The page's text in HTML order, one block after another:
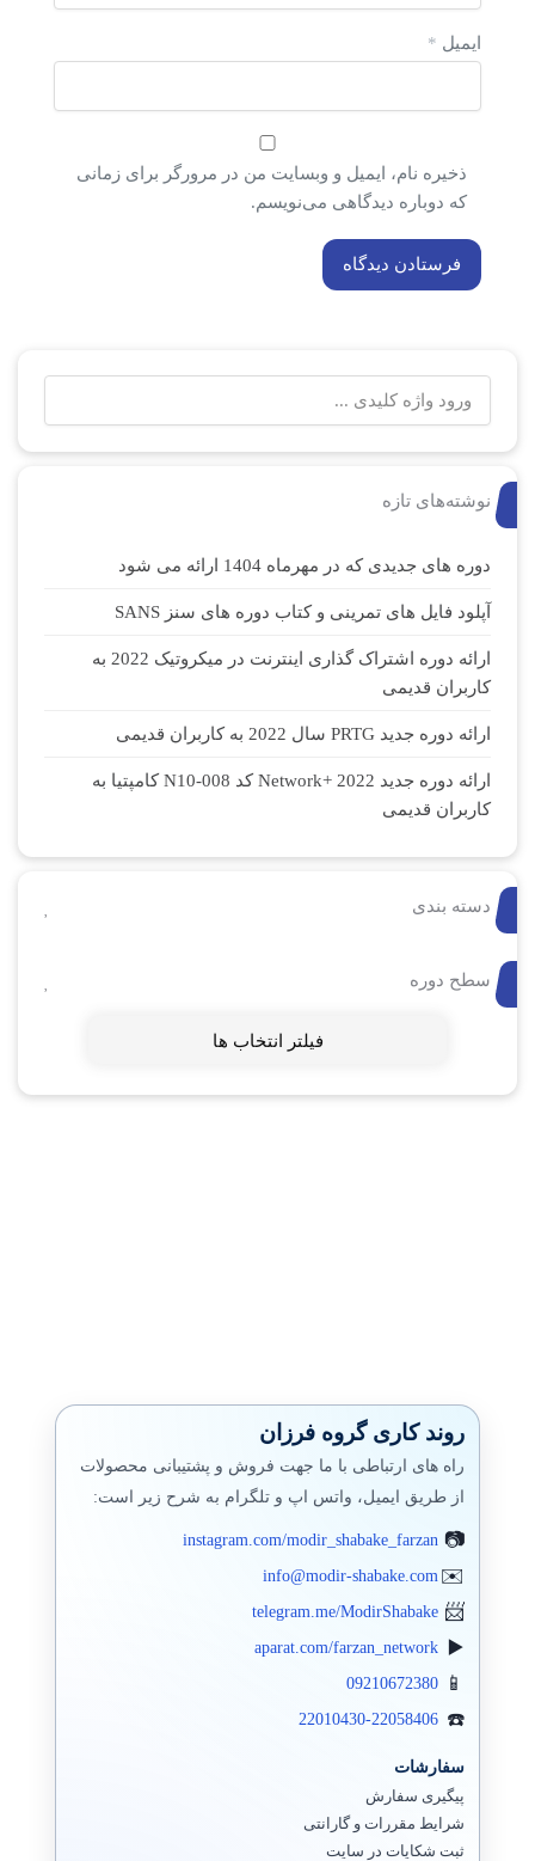
ایمیل *
ذخیره نام، ایمیل و وبسایت من در مرورگر برای زمانی
که دوباره دیدگاهی می‌نویسم.
نوشته‌های تازه
دوره های جدیدی که در مهرماه 1404 ارائه می شود
آپلود فایل های تمرینی و کتاب دوره های سنز SANS
ارائه دوره اشتراک گذاری اینترنت در میکروتیک 2022 به
کاربران قدیمی
ارائه دوره جدید PRTG سال 2022 به کاربران قدیمی
ارائه دوره جدید Network+ 2022 کد N10-008 کامپتیا به
کاربران قدیمی
دسته بندی
سطح دوره
فیلتر انتخاب ها
روند کاری گروه فرزان
راه های ارتباطی با ما جهت فروش و پشتیبانی محصولات
از طریق ایمیل، واتس اپ و تلگرام به شرح زیر است:
instagram.com/modir_shabake_farzan
info@modir-shabake.com
telegram.me/ModirShabake
aparat.com/farzan_network
09210672380
22010430-22058406
سفارشات
پیگیری سفارش
شرایط مقررات و گارانتی
ثبت شکایات در سایت